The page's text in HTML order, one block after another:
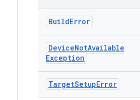
BuildError
DeviceNotAvailable
Exception
TargetSetupError